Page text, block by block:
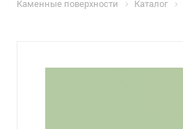
Каменные поверхности Каталог